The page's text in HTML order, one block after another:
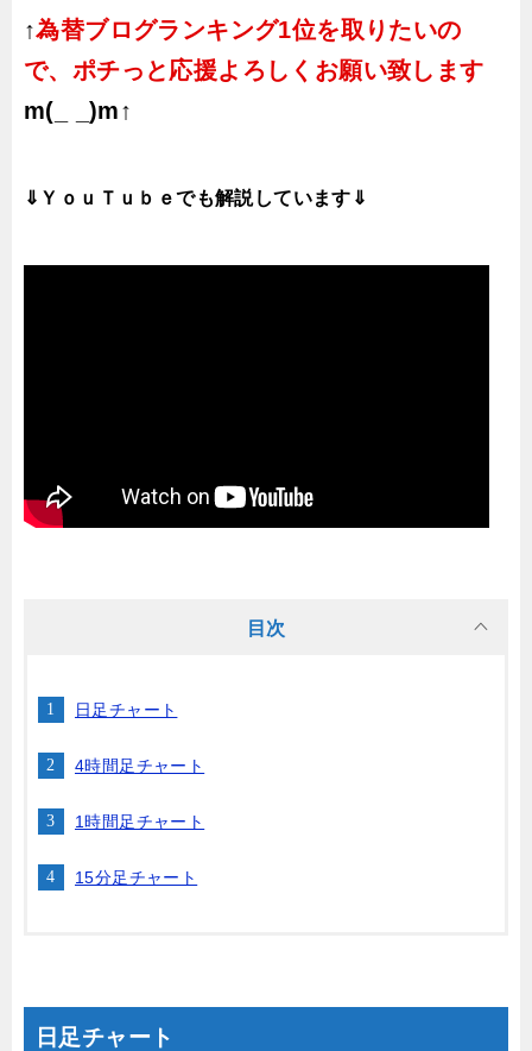
↑為替ブログランキング1位を取りたいの
で、ポチっと応援よろしくお願い致します
m(_ _)m↑
⇓ＹｏｕＴｕｂｅでも解説しています⇓
目次
日足チャート
4時間足チャート
1時間足チャート
15分足チャート
日足チャート